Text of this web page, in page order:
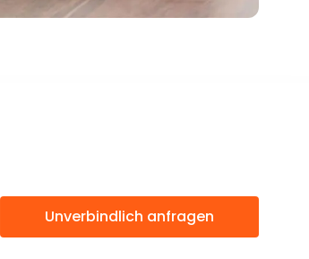
Unverbindlich anfragen